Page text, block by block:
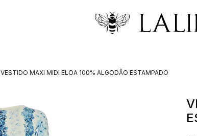
O que você está procurando
VESTIDO MAXI MIDI ELOA 100% ALGODÃO ESTAMPADO